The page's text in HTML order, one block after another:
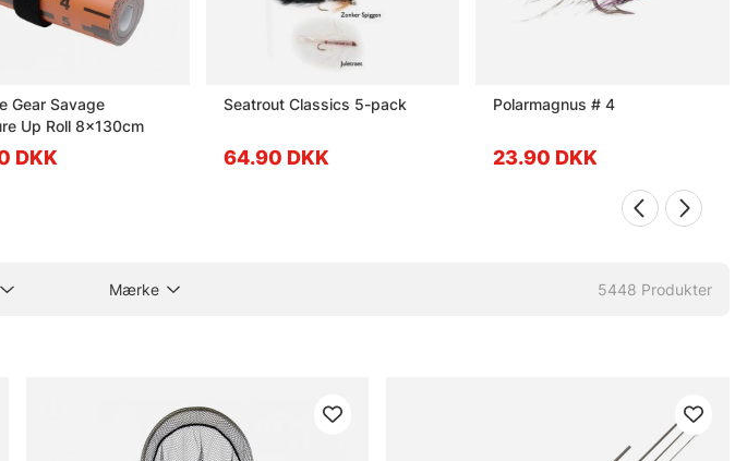
Gear Savage
Up Roll 8x130cm
DKK
Seatrout Classics 5-pack
64.90 DKK
Polarmagnus # 4
23.90 DKK
Mærke 5448 Produkter